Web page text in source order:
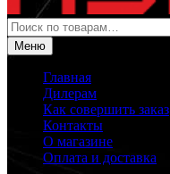
Искать:
Меню
Главная
Дилерам
Как совершить заказ
Контакты
О магазине
Оплата и доставка